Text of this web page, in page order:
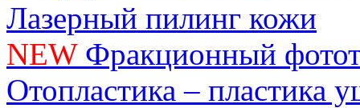
Лазерный пилинг кожи
NEWФракционный
Отопластика – пластика